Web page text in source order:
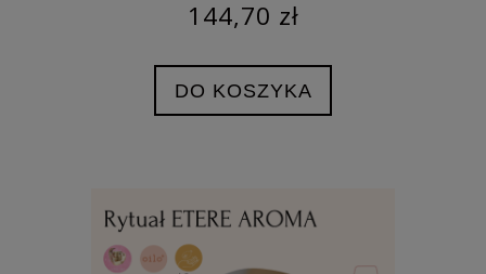
144,70 zł
DO KOSZYKA